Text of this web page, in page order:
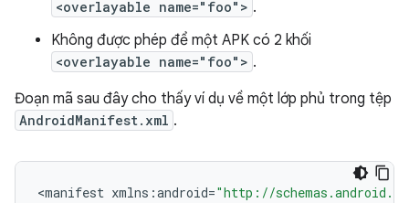
<overlayable name="foo"> .
Không được phép để một APK có 2 khối
<overlayable name="foo"> .
Đoạn mã sau đây cho thấy ví dụ về một lớp phủ trong tệp
AndroidManifest.xml .
<manifest xmlns :android="http://